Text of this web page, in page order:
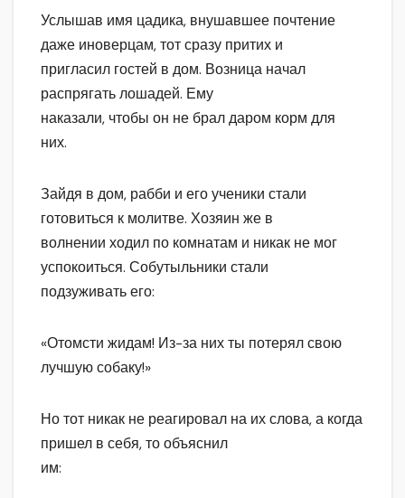
Услышав имя цадика, внушавшее почтение
даже иноверцам, тот сразу притих и
пригласил гостей в дом. Возница начал
распрягать лошадей. Ему
наказали, чтобы он не брал даром корм для
них.
Зайдя в дом, рабби и его ученики стали
готовиться к молитве. Хозяин же в
волнении ходил по комнатам и никак не мог
успокоиться. Собутыльники стали
подзуживать его:
«Отомсти жидам! Из-за них ты потерял свою
лучшую собаку!»
Но тот никак не реагировал на их слова, а когда
пришел в себя, то объяснил
им: